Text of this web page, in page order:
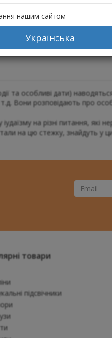
нашим сайтом
Українська
та особливі дати)
Вони розповідають про
на різні питання, які
на цю стежку, знайдуть у
Ваш
товари
підсвічники